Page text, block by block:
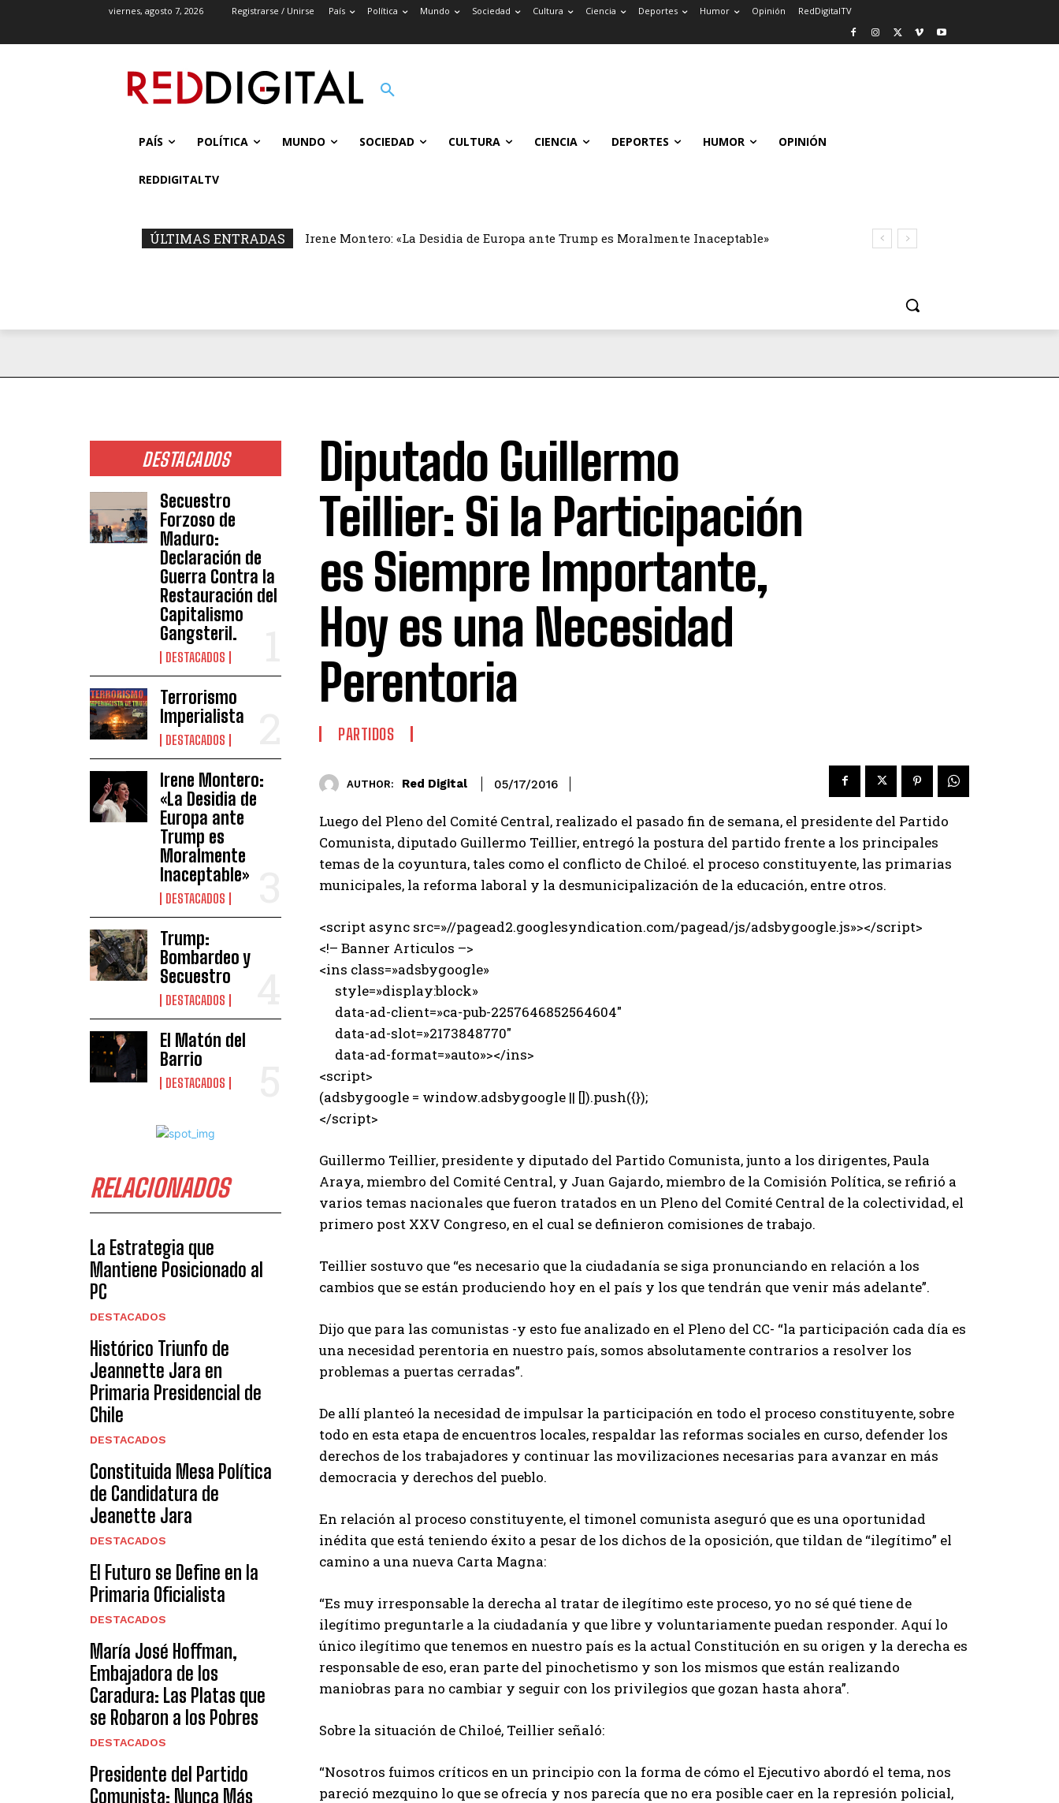
viernes, agosto 7, 2026 Registrarse / Unirse País Política Mundo Sociedad Cultura Ciencia Deportes Humor Opinión RedDigitalTV
PAÍS POLÍTICA MUNDO SOCIEDAD CULTURA CIENCIA DEPORTES HUMOR OPINIÓN
REDDIGITALTV
ÚLTIMAS ENTRADAS Irene Montero: «La Desidia de Europa ante Trump es Moralmente Inaceptable»
DESTACADOS
Secuestro
Forzoso de
Maduro:
Declaración de
Guerra Contra la
Restauración del
Capitalismo
Gangsteril.
DESTACADOS
Terrorismo
Imperialista
DESTACADOS
Irene Montero:
«La Desidia de
Europa ante
Trump es
Moralmente
Inaceptable»
DESTACADOS
Trump:
Bombardeo y
Secuestro
DESTACADOS
El Matón del
Barrio
DESTACADOS
RELACIONADOS
La Estrategia que
Mantiene Posicionado al
PC
DESTACADOS
Histórico Triunfo de
Jeannette Jara en
Primaria Presidencial de
Chile
DESTACADOS
Constituida Mesa Política
de Candidatura de
Jeanette Jara
DESTACADOS
El Futuro se Define en la
Primaria Oficialista
DESTACADOS
María José Hoffman,
Embajadora de los
Caradura: Las Platas que
se Robaron a los Pobres
DESTACADOS
Presidente del Partido
Comunista: Nunca Más
Diputado Guillermo
Teillier: Si la Participación
es Siempre Importante,
Hoy es una Necesidad
Perentoria
PARTIDOS
AUTHOR: Red Digital 05/17/2016
Luego del Pleno del Comité Central, realizado el pasado fin de semana, el presidente del Partido
Comunista, diputado Guillermo Teillier, entregó la postura del partido frente a los principales
temas de la coyuntura, tales como el conflicto de Chiloé. el proceso constituyente, las primarias
municipales, la reforma laboral y la desmunicipalización de la educación, entre otros.
<script async src=»//pagead2.googlesyndication.com/pagead/js/adsbygoogle.js»></script>
<!– Banner Articulos –>
<ins class=»adsbygoogle»
style=»display:block»
data-ad-client=»ca-pub-2257646852564604″
data-ad-slot=»2173848770″
data-ad-format=»auto»></ins>
<script>
(adsbygoogle = window.adsbygoogle || []).push({});
</script>
Guillermo Teillier, presidente y diputado del Partido Comunista, junto a los dirigentes, Paula
Araya, miembro del Comité Central, y Juan Gajardo, miembro de la Comisión Política, se refirió a
varios temas nacionales que fueron tratados en un Pleno del Comité Central de la colectividad, el
primero post XXV Congreso, en el cual se definieron comisiones de trabajo.
Teillier sostuvo que “es necesario que la ciudadanía se siga pronunciando en relación a los
cambios que se están produciendo hoy en el país y los que tendrán que venir más adelante”.
Dijo que para las comunistas -y esto fue analizado en el Pleno del CC- “la participación cada día es
una necesidad perentoria en nuestro país, somos absolutamente contrarios a resolver los
problemas a puertas cerradas”.
De allí planteó la necesidad de impulsar la participación en todo el proceso constituyente, sobre
todo en esta etapa de encuentros locales, respaldar las reformas sociales en curso, defender los
derechos de los trabajadores y continuar las movilizaciones necesarias para avanzar en más
democracia y derechos del pueblo.
En relación al proceso constituyente, el timonel comunista aseguró que es una oportunidad
inédita que está teniendo éxito a pesar de los dichos de la oposición, que tildan de “ilegítimo” el
camino a una nueva Carta Magna:
“Es muy irresponsable la derecha al tratar de ilegítimo este proceso, yo no sé qué tiene de
ilegítimo preguntarle a la ciudadanía y que libre y voluntariamente puedan responder. Aquí lo
único ilegítimo que tenemos en nuestro país es la actual Constitución en su origen y la derecha es
responsable de eso, eran parte del pinochetismo y son los mismos que están realizando
maniobras para no cambiar y seguir con los privilegios que gozan hasta ahora”.
Sobre la situación de Chiloé, Teillier señaló:
“Nosotros fuimos críticos en un principio con la forma de cómo el Ejecutivo abordó el tema, nos
pareció mezquino lo que se ofrecía y nos parecía que no era posible caer en la represión policial,